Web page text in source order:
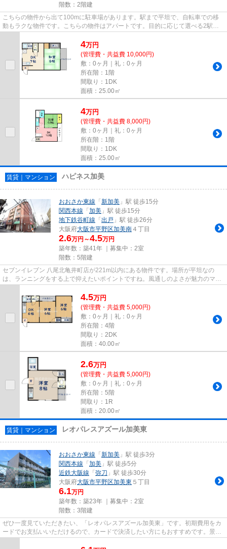
階数：2階建
こちらの物件から出て100mに駐車場があります。駅まで平坦で、自転車での移
動もラクな物件です。こちらの物件はアパートです。目的に応じて選べる2駅利
用可能な物件です。当社スタッフ...
4万円
(管理費・共益費 10,000円)
敷：0ヶ月｜礼：0ヶ月
所在階：1階
間取り：1DK
面積：25.00㎡
4万円
(管理費・共益費 8,000円)
敷：0ヶ月｜礼：0ヶ月
所在階：1階
間取り：1DK
面積：25.00㎡
賃貸｜マンション ハピネス加美
おおさか東線 「新加美 」駅 徒歩15分
関西本線 「加美 」駅 徒歩15分
地下鉄谷町線 「出戸 」駅 徒歩26分
大阪府大阪市平野区加美南 ４丁目
2.6万円～4.5万円
築年数：築41年 ｜募集中： 2室
階数：5階建
セブンイレブン 八尾北亀井町店が221m以内にある物件です。場所が平坦なの
は、ランニングをする上で抑えたいポイントですね。風通しのよさが魅力のマン
ションです。2駅利用できる場所...
4.5万円
(管理費・共益費 5,000円)
敷：0ヶ月｜礼：0ヶ月
所在階：4階
間取り：2DK
面積：40.00㎡
2.6万円
(管理費・共益費 5,000円)
敷：0ヶ月｜礼：0ヶ月
所在階：5階
間取り：1R
面積：20.00㎡
賃貸｜マンション レオパレスアズール加美東
おおさか東線 「新加美 」駅 徒歩3分
関西本線 「加美 」駅 徒歩5分
近鉄大阪線 「弥刀 」駅 徒歩30分
大阪府大阪市平野区加美東 ５丁目
6.1万円
築年数：築23年 ｜募集中： 2室
階数：3階建
ぜひ一度見ていただきたい、「レオパレスアズール加美東」です。初期費用をカ
ードでお支払いいただけるので、カードで決済したい方にもおすすめです。景色
を眺めることには心を癒す効...